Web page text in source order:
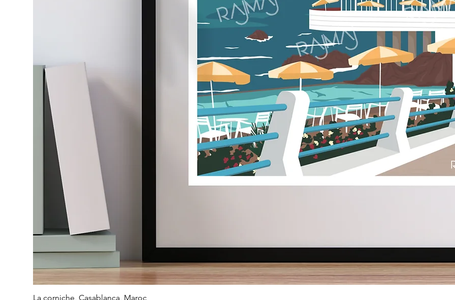
La corniche, Casablanca, Maroc